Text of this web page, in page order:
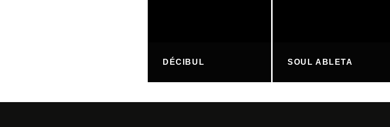
DÉCIBUL SOUL ABLETA